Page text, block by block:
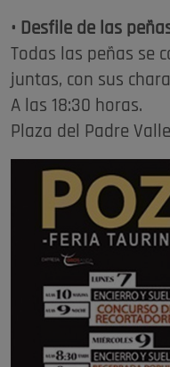
• Desfile de las
Todas las peñas se
juntas, con sus
A las 18:30 horas.
Plaza del Padre